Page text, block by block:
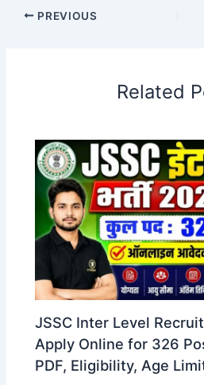
PREVIOUS
Related
JSSC Inter Level
Apply Online for 326
PDF, Eligibility, Age